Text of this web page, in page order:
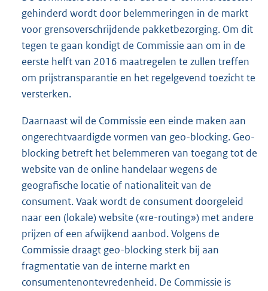
gehinderd wordt door belemmeringen in de markt
voor grensoverschrijdende pakketbezorging. Om dit
tegen te gaan kondigt de Commissie aan om in de
eerste helft van 2016 maatregelen te zullen treffen
om prijstransparantie en het regelgevend toezicht te
versterken.
Daarnaast wil de Commissie een einde maken aan
ongerechtvaardigde vormen van geo-blocking. Geo-
blocking betreft het belemmeren van toegang tot de
website van de online handelaar wegens de
geografische locatie of nationaliteit van de
consument. Vaak wordt de consument doorgeleid
naar een (lokale) website («re-routing») met andere
prijzen of een afwijkend aanbod. Volgens de
Commissie draagt geo-blocking sterk bij aan
fragmentatie van de interne markt en
consumentenontevredenheid. De Commissie is